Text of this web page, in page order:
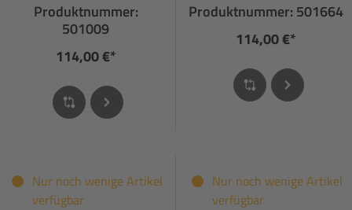
Produktnummer:
501009
114,00 €*
Produktnummer: 501664
114,00 €*
Nur noch wenige Artikel
verfügbar
Nur noch wenige Artikel
verfügbar